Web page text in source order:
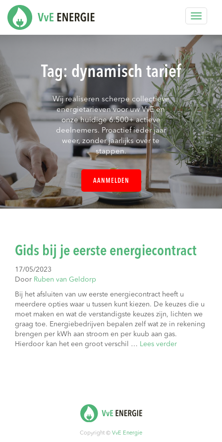
Toggle
Tag: dynamisch tarief
Wij realiseren scherpe collectieve
energietarieven voor uw VvE en
onze huidige 6.500+ actieve
deelnemers. Proactief ieder jaar
weer, zonder jaarlijks over te
stappen.
AANMELDEN
Gids bij je eerste energiecontract
17/05/2023
Door Ruben van Geldorp
Bij het afsluiten van uw eerste energiecontract heeft u
meerdere opties waar u tussen kunt kiezen. De keuzes die u
moet maken en wat de verstandigste keuzes zijn, lichten we
graag toe. Energiebedrijven bepalen zelf wat ze in rekening
brengen per kWh aan stroom en per kuub aan gas.
Hierdoor kan het een groot verschil … Lees verder
Copyright © VvE Energie